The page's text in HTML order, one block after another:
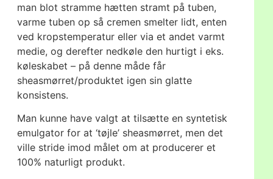
man blot stramme hætten stramt på tuben,
varme tuben op så cremen smelter lidt, enten
ved kropstemperatur eller via et andet varmt
medie, og derefter nedkøle den hurtigt i eks.
køleskabet – på denne måde får
sheasmørret/produktet igen sin glatte
konsistens.
Man kunne have valgt at tilsætte en syntetisk
emulgator for at ‘tøjle’ sheasmørret, men det
ville stride imod målet om at producerer et
100% naturligt produkt.